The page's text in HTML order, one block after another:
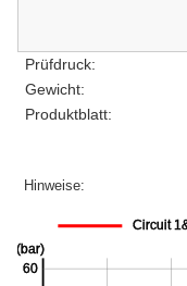
Prüfdruck:
Gewicht:
Produktblatt:
Hinweise: